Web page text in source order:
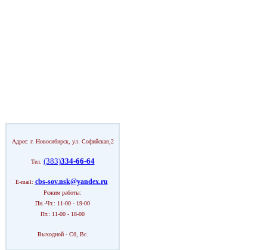
Адрес: г. Новосибирск, ул. Софийская,2
Тел. (383)334-66-64
E-mail: cbs-sov.nsk@yandex.ru
Режим работы:
Пн.-Чт.: 11-00 - 19-00
Пт.: 11-00 - 18-00
Выходной - Сб, Вс.